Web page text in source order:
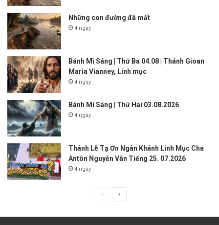
Những con đường đã mất
4 ngày
Bánh Mì Sáng | Thứ Ba 04.08 | Thánh Gioan
Maria Vianney, Linh mục
4 ngày
Bánh Mì Sáng | Thứ Hai 03.08.2026
4 ngày
Thánh Lễ Tạ Ơn Ngân Khánh Linh Mục Cha
Antôn Nguyễn Vân Tiếng 25. 07.2026
4 ngày